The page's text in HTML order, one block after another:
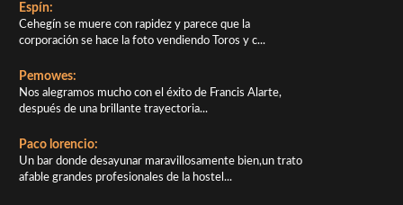
Espín:
Cehegín se muere con rapidez y parece que la
corporación se hace la foto vendiendo Toros y c...
Pemowes:
Nos alegramos mucho con el éxito de Francis Alarte,
después de una brillante trayectoria...
Paco lorencio:
Un bar donde desayunar maravillosamente bien,un trato
afable grandes profesionales de la hostel...